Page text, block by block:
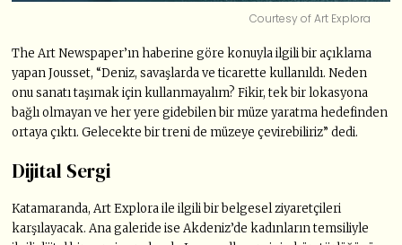
Courtesy of Art Explora
The Art Newspaper’ın haberine göre konuyla ilgili bir açıklama
yapan Jousset, “Deniz, savaşlarda ve ticarette kullanıldı. Neden
onu sanatı taşımak için kullanmayalım? Fikir, tek bir lokasyona
bağlı olmayan ve her yere gidebilen bir müze yaratma hedefinden
ortaya çıktı. Gelecekte bir treni de müzeye çevirebiliriz” dedi.
Dijital Sergi
Katamaranda, Art Explora ile ilgili bir belgesel ziyaretçileri
karşılayacak. Ana galeride ise Akdeniz’de kadınların temsiliyle